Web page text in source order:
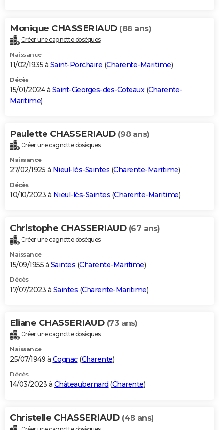
Monique CHASSERIAUD (88 ans)
Créer une cagnotte obsèques
Naissance
11/02/1935 à Saint-Porchaire (Charente-Maritime)
Décès
15/01/2024 à Saint-Georges-des-Coteaux (Charente-
Maritime)
Paulette CHASSERIAUD (98 ans)
Créer une cagnotte obsèques
Naissance
27/02/1925 à Nieul-lès-Saintes (Charente-Maritime)
Décès
10/10/2023 à Nieul-lès-Saintes (Charente-Maritime)
Christophe CHASSERIAUD (67 ans)
Créer une cagnotte obsèques
Naissance
15/09/1955 à Saintes (Charente-Maritime)
Décès
17/07/2023 à Saintes (Charente-Maritime)
Eliane CHASSERIAUD (73 ans)
Créer une cagnotte obsèques
Naissance
25/07/1949 à Cognac(Charente)
Décès
14/03/2023 à Châteaubernard (Charente)
Christelle CHASSERIAUD (48 ans)